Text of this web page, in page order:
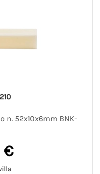
n. 52x10x6mm BNK-
€